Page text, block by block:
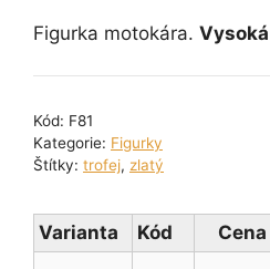
310 Kč
Figurka motokára. Vysoká
Kód: F81
Kategorie: Figurky
Štítky: trofej, zlatý
Varianta Kód Cena